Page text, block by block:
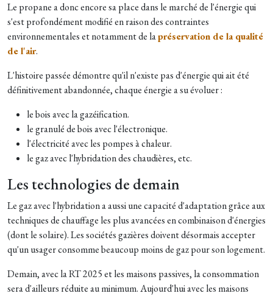
Le propane a donc encore sa place dans le marché de l'énergie qui
s'est profondément modifié en raison des contraintes
environnementales et notamment de lapréservation de la qualité
de l'air.
L'histoire passée démontre qu'il n'existe pas d'énergie qui ait été
définitivement abandonnée, chaque énergie a su évoluer :
le bois avec la gazéification.
le granulé de bois avec l'électronique.
l'électricité avec les pompes à chaleur.
le gaz avec l'hybridation des chaudières, etc.
Les technologies de demain
Le gaz avec l'hybridation a aussi une capacité d'adaptation grâce aux
techniques de chauffage les plus avancées en combinaison d'énergies
(dont le solaire). Les sociétés gazières doivent désormais accepter
qu'un usager consomme beaucoup moins de gaz pour son logement.
Demain, avec la RT 2025 et les maisons passives, la consommation
sera d'ailleurs réduite au minimum. Aujourd'hui avec les maisons